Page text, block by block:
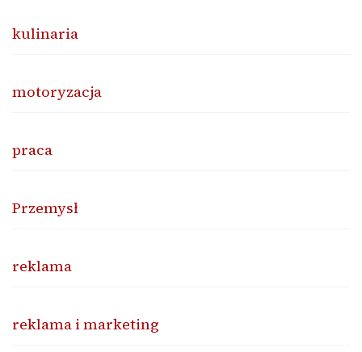
kulinaria
motoryzacja
praca
Przemysł
reklama
reklama i marketing